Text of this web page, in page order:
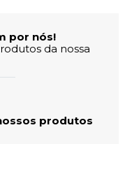
por nós!
da nossa
produtos